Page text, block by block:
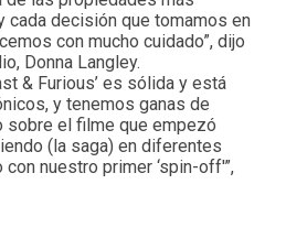
cada decisión que tomamos en
con mucho cuidado”, dijo
Donna Langley.
& Furious’ es sólida y está
y tenemos ganas de
sobre el filme que empezó
(la saga) en diferentes
nuestro primer ‘spin-off'”,